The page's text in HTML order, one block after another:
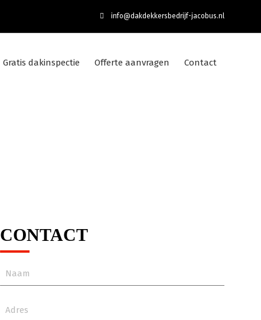
info@dakdekkersbedrijf-jacobus.nl
Gratis dakinspectie Offerte aanvragen Contact
CONTACT